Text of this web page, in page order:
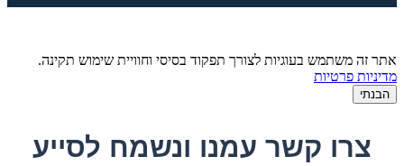
אתר זה משתמש בעוגיות לצורך תפקוד בסיסי וחוויית שימוש תקינה.
מדיניות פרטיות
הבנתי
צרו קשר עמנו ונשמח לסייע